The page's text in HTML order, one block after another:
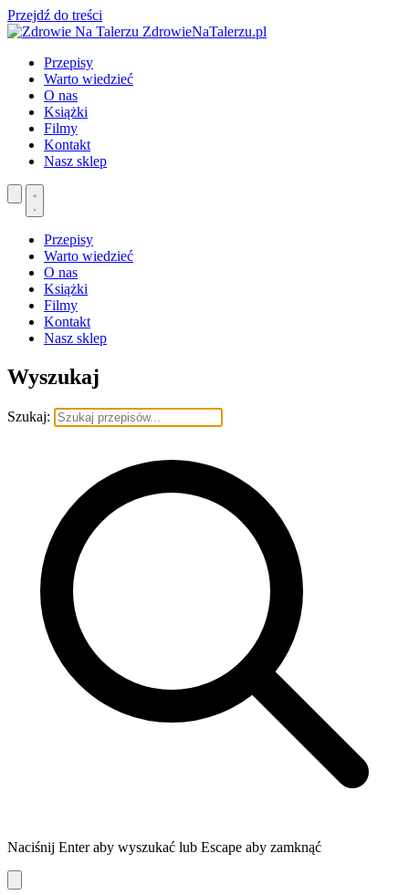
Przejdź do treści
ZdrowieNaTalerzu.pl
Przepisy
Warto wiedzieć
O nas
Książki
Filmy
Kontakt
Nasz sklep
Przepisy
Warto wiedzieć
O nas
Książki
Filmy
Kontakt
Nasz sklep
Wyszukaj
Szukaj:
Naciśnij Enter aby wyszukać lub Escape aby zamknąć